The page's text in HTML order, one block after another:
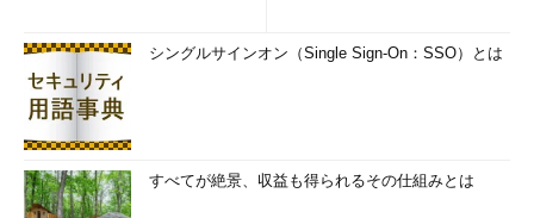
Update」を開き、「更新プログラムのチェック」をクリックし
て、品質更新プログラムをインストールします（
ストールを完了するためには、PCの再起動が必要です。
シングルサインオン（Single Sign-On：SSO）とは
すべてが絶景、収益も得られるその仕組みとは